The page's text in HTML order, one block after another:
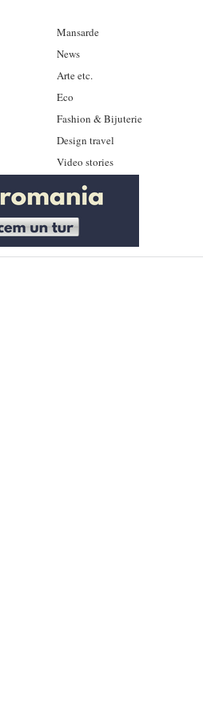
Mansarde
News
Arte etc.
Eco
Fashion & Bijuterie
Design travel
Video stories